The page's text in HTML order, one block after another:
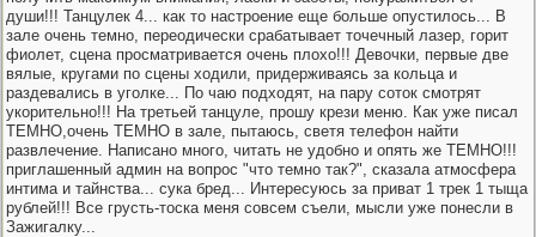
души!!! Танцулек 4... как то настроение еще больше опустилось... В
зале очень темно, переодически срабатывает точечный лазер, горит
фиолет, сцена просматривается очень плохо!!! Девочки, первые две
вялые, кругами по сцены ходили, придерживаясь за кольца и
раздевались в уголке... По чаю подходят, на пару соток смотрят
укорительно!!! На третьей танцуле, прошу крези меню. Как уже писал
ТЕМНО,очень ТЕМНО в зале, пытаюсь, светя телефон найти
развлечение. Написано много, читать не удобно и опять же ТЕМНО!!!
приглашенный админ на вопрос "что темно так?", сказала атмосфера
интима и тайнства... сука бред... Интересуюсь за приват 1 трек 1 тыща
рублей!!! Все грусть-тоска меня совсем съели, мысли уже понесли в
Зажигалку...